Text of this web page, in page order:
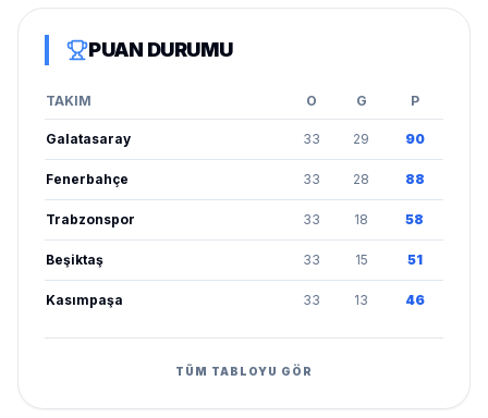
PUAN DURUMU
TAKIM O G P
Galatasaray 33 29 90
Fenerbahçe 33 28 88
Trabzonspor 33 18 58
Beşiktaş 33 15 51
Kasımpaşa 33 13 46
TÜM TABLOYU GÖR